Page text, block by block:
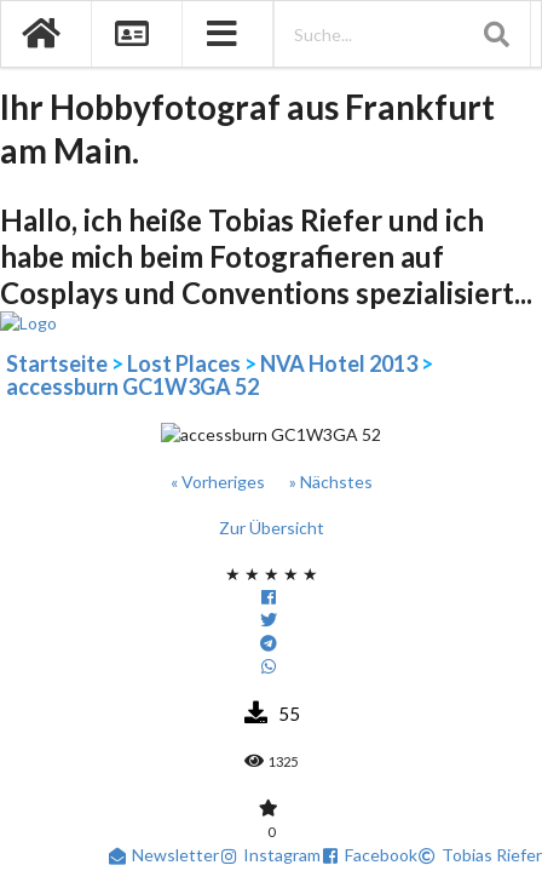
Ihr Hobbyfotograf aus Frankfurt
am Main.
Hallo, ich heiße Tobias Riefer und ich
habe mich beim Fotografieren auf
Cosplays und Conventions spezialisiert...
Startseite > Lost Places > NVA Hotel 2013>
accessburn GC1W3GA 52
« Vorheriges » Nächstes
Zur Übersicht
★ ★ ★ ★ ★
55
1325
0
Newsletter Instagram Facebook Tobias Riefer